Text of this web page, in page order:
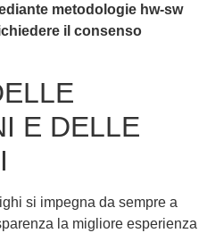
metodologie hw-sw
il consenso
E DELLE
si impegna da sempre a
la migliore esperienza